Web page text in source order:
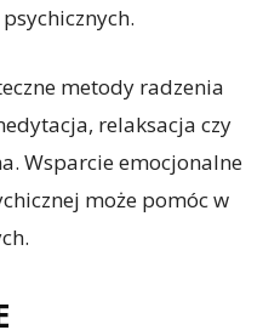
metody radzenia
relaksacja czy
Wsparcie emocjonalne
może pomóc w